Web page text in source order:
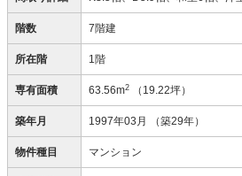
階数 7階建
所在階 1階
専有面積 63.56m2 （19.22坪）
築年月 1997年03月 （築29年）
物件種目 マンション